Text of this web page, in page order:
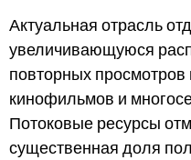
Актуальная отрасль
увеличивающуюся
повторных
кинофильмов и
Потоковые ресурсы
существенная доля